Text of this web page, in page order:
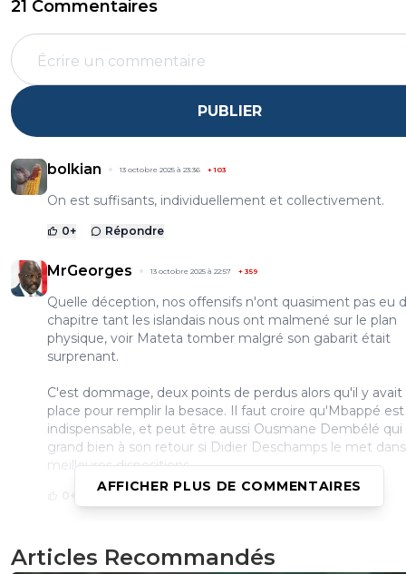
21 Commentaires
PUBLIER
bolkian 13 octobre 2025 à 23:36 +103
On est suffisants, individuellement et collectivement.
0+ Répondre
MrGeorges 13 octobre 2025 à 22:57 + 359
Quelle déception, nos offensifs n'ont quasiment pas eu
chapitre tant les islandais nous ont malmené sur le plan
physique, voir Mateta tomber malgré son gabarit était
surprenant.
C'est dommage, deux points de perdus alors qu'il y avait
place pour remplir la besace. Il faut croire qu'Mbappé est
indispensable, et peut être aussi Ousmane Dembélé qui
grand bien à son retour si Didier Deschamps le met
meilleures dispositions.
Rien à dire sur la défense et sur Maignan? C'est la
AFFICHER PLUS DE COMMENTAIRES
Articles Recommandés